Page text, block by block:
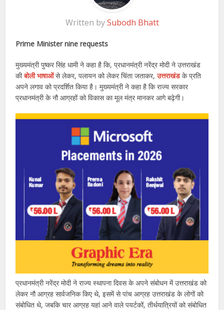
Written bySubodh Bhatt
Prime Minister nine requests
मुख्यमंत्री पुष्कर सिंह धामी ने कहा है कि, प्रधानमंत्री नरेंद्र मोदी ने उत्तराखंड
कीबोली भाषाओंसे लेकर, पलायन को लेकर चिंता जताकर,उत्तराखंडके प्रति
अपने लगाव को प्रदर्शित किया है। मुख्यमंत्री ने कहा है कि राज्य सरकार
प्रधानमंत्री के नौ आग्रहों को विकास का मूल मंत्र मानकर आगे बढ़ेगी।
प्रधानमंत्री नरेंद्र मोदी ने राज्य स्थापना दिवस के अपने संबोधन में उत्तराखंड को
लेकर नौ आग्रह सार्वजनिक किए थे, इसमें से पांच आग्रह उत्तराखंड के लोगों को
संबोधित थे, जबकि चार आग्रह यहां आने वाले पयर्टकों, तीर्थयात्रियों को संबोधित